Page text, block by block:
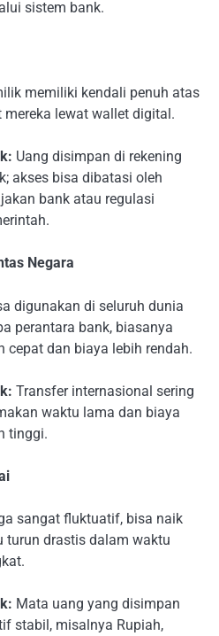
sistem bank.
memiliki kendali penuh atas
mereka lewat wallet digital.
Uang disimpan di rekening
akses bisa dibatasi oleh
bank atau regulasi
Negara
digunakan di seluruh dunia
perantara bank, biasanya
cepat dan biaya lebih rendah.
Transfer internasional sering
waktu lama dan biaya
tinggi.
sangat fluktuatif, bisa naik
turun drastis dalam waktu
Mata uang yang disimpan
stabil, misalnya Rupiah,